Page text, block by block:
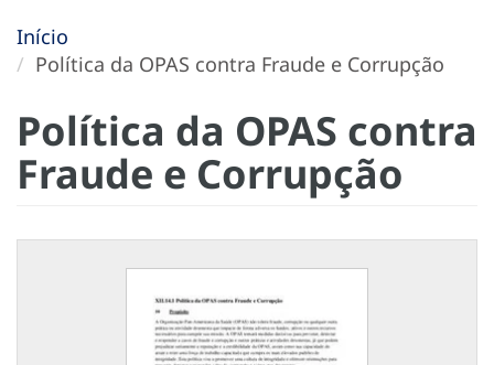
Início
Política da OPAS contra Fraude e Corrupção
Política da OPAS contra
Fraude e Corrupção